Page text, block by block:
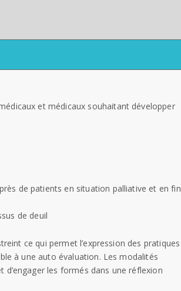
et médicaux souhaitant développer
de patients en situation palliative et en fin
de deuil
ce qui permet l’expression des pratiques
à une auto évaluation. Les modalités
les formés dans une réflexion